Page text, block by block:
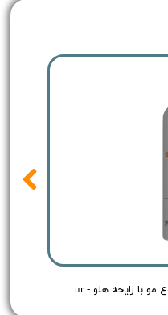
شامپو گربه رداسپرینگ برای هر نوع مو با رایحه هلو - Redspring Cat Shampoo Peach Flavour - حجم 250 میلی لیتر